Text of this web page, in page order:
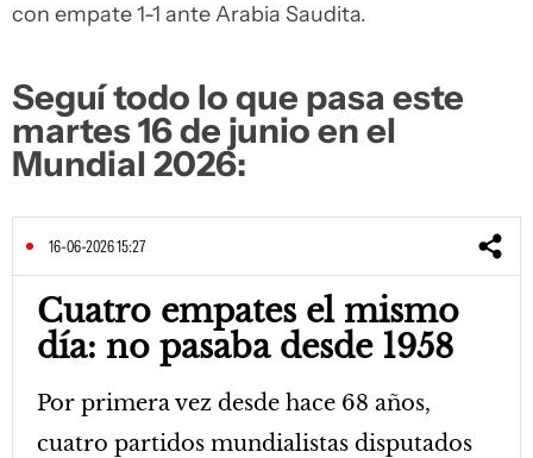
con empate 1-1 ante Arabia Saudita.
Seguí todo lo que pasa este
martes 16 de junio en el
Mundial 2026:
16-06-2026 15:27
Cuatro empates el mismo
día: no pasaba desde 1958
Por primera vez desde hace 68 años,
cuatro partidos mundialistas disputados